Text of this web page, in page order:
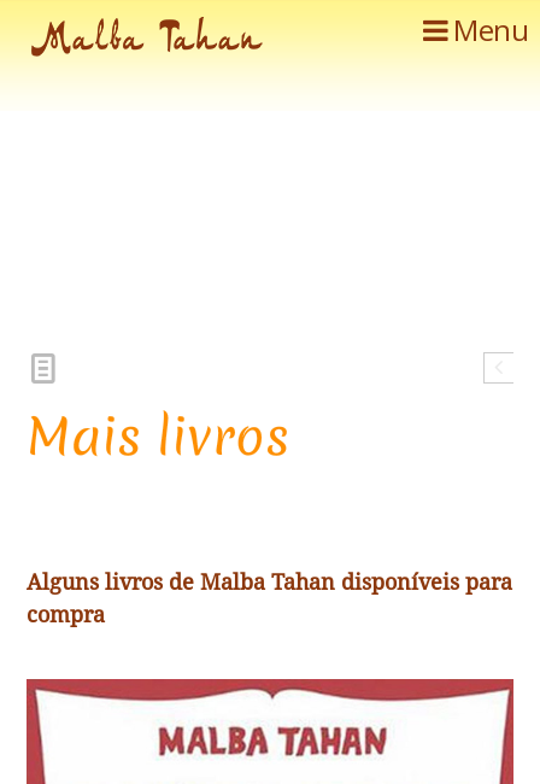
Menu
Mais livros
Alguns livros de Malba Tahan disponíveis para
compra
Em uma viagem, o cocheiro salvou do ataque de uma